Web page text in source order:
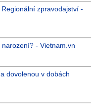
zpravodajství -
- Vietnam.vn
dovolenou v dobách